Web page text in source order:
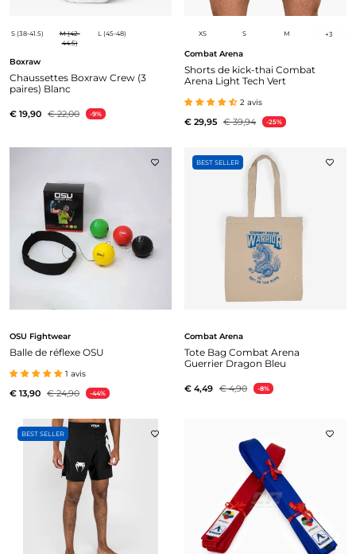
S (38-41.5)
M (42-
44.5)
L (45-48)
Boxraw
Chaussettes Boxraw Crew (3
paires) Blanc
€ 19,90 € 22,00 -9%
XS S M +3
Combat Arena
Shorts de kick-thai Combat
Arena Light Tech Vert
2 avis
€ 29,95 € 39,94 -25%
OSU Fightwear
Balle de réflexe OSU
1 avis
€ 13,90 € 24,90 -44%
BEST SELLER
Combat Arena
Tote Bag Combat Arena
Guerrier Dragon Bleu
€ 4,49 € 4,90 -8%
BEST SELLER